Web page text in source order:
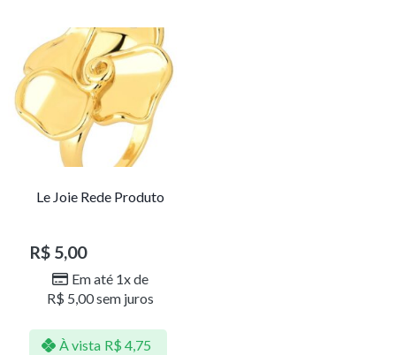
Le Joie Rede Produto
R$ 5,00
Em até 1x de
R$ 5,00sem juros
À vista R$ 4,75